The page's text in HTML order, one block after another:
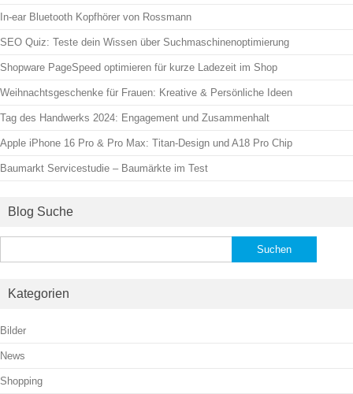
In-ear Bluetooth Kopfhörer von Rossmann
SEO Quiz: Teste dein Wissen über Suchmaschinenoptimierung
Shopware PageSpeed optimieren für kurze Ladezeit im Shop
Weihnachtsgeschenke für Frauen: Kreative & Persönliche Ideen
Tag des Handwerks 2024: Engagement und Zusammenhalt
Apple iPhone 16 Pro & Pro Max: Titan-Design und A18 Pro Chip
Baumarkt Servicestudie – Baumärkte im Test
Blog Suche
nach:
Kategorien
Bilder
News
Shopping